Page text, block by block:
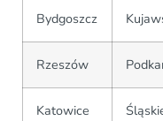
Bydgoszcz
Rzeszów
Katowice